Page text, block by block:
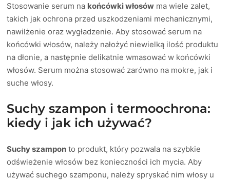
Stosowanie serum na końcówki włosów ma wiele zalet,
takich jak ochrona przed uszkodzeniami mechanicznymi,
nawilżenie oraz wygładzenie. Aby stosować serum na
końcówki włosów, należy nałożyć niewielką ilość produktu
na dłonie, a następnie delikatnie wmasować w końcówki
włosów. Serum można stosować zarówno na mokre, jak i
suche włosy.
Suchy szampon i termoochrona:
kiedy i jak ich używać?
Suchy szampon to produkt, który pozwala na szybkie
odświeżenie włosów bez konieczności ich mycia. Aby
używać suchego szamponu, należy spryskać nim włosy u